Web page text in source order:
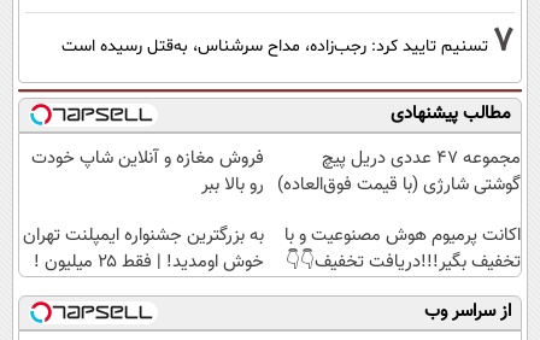
7 تسنیم تایید کرد: رجب‌زاده، مداح سرشناس، به‌قتل رسیده است
مطالب پیشنهادی
مجموعه 47 عددی دریل پیچ
گوشتی شارژی‌ (با قیمت فوق‌العاده)
فروش مغازه و آنلاین شاپ خودت
رو بالا ببر
اکانت پرمیوم هوش مصنوعیت و با
تخفیف بگیر!!!دریافت تخفیف👇👇
به بزرگترین جشنواره ایمپلنت تهران
خوش اومدید! | فقط ۲۵ میلیون !
از سراسر وب